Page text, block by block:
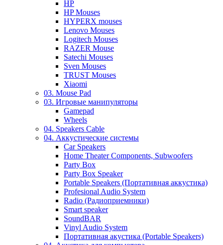
HP
HP Mouses
HYPERX mouses
Lenovo Mouses
Logitech Mouses
RAZER Mouse
Satechi Mouses
Sven Mouses
TRUST Mouses
Xiaomi
03. Mouse Pad
03. Игровые манипуляторы
Gamepad
Wheels
04. Speakers Cable
04. Аккустические системы
Car Speakers
Home Theater Components, Subwoofers
Party Box
Party Box Speaker
Portable Speakers (Портативная аккустика)
Profesional Audio System
Radio (Радиоприемники)
Smart speaker
SoundBAR
Vinyl Audio System
Портативная акустика (Portable Speakers)